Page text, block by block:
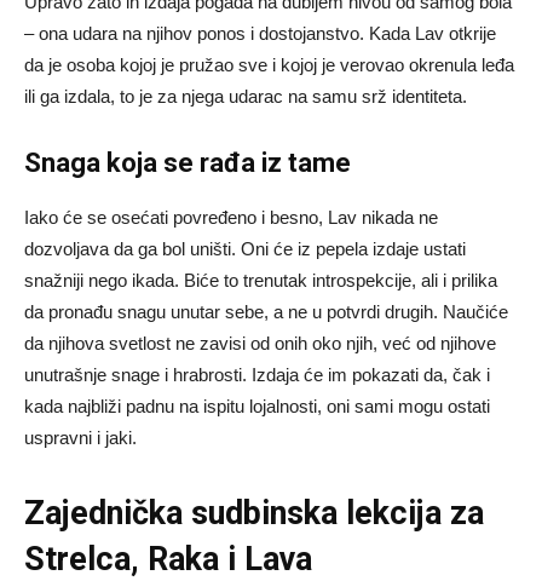
– ona udara na njihov ponos i dostojanstvo. Kada Lav otkrije
da je osoba kojoj je pružao sve i kojoj je verovao okrenula leđa
ili ga izdala, to je za njega udarac na samu srž identiteta.
Snaga koja se rađa iz tame
Iako će se osećati povređeno i besno, Lav nikada ne
dozvoljava da ga bol uništi. Oni će iz pepela izdaje ustati
snažniji nego ikada. Biće to trenutak introspekcije, ali i prilika
da pronađu snagu unutar sebe, a ne u potvrdi drugih. Naučiće
da njihova svetlost ne zavisi od onih oko njih, već od njihove
unutrašnje snage i hrabrosti. Izdaja će im pokazati da, čak i
kada najbliži padnu na ispitu lojalnosti, oni sami mogu ostati
uspravni i jaki.
Zajednička sudbinska lekcija za
Strelca, Raka i Lava